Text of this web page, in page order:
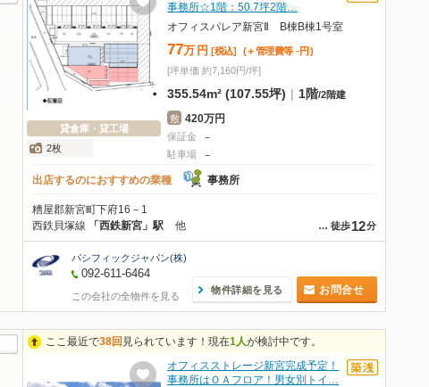
貸倉庫・貸工場
2枚
事務所☆1階：50.7坪2階…
オフィスパレア新宮Ⅱ B棟B棟1号室
77万 円 [税込] (＋管理費等 - 円 )
[坪単価 約7,160円/坪]
355.54m² (107.55坪) | 1階/2階建
敷 420万円
保証金 －
駐車場
－
出店するのにおすすめの業種
事務所
糟屋郡新宮町下府16－1
… 徒歩12分
西鉄貝塚線 「西鉄新宮」駅 他
パシフィックジャパン(株)
092-611-6464
この会社の全物件を見る
物件詳細を見る お問合せ
ここ最近で38回 見られています！現在1人が検討中です。
オフィスストレージ新宮完成予定！
事務所はＯＡフロア！男女別トイ…